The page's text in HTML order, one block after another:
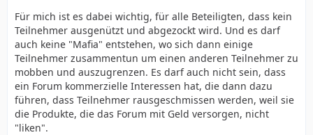
Für mich ist es dabei wichtig, für alle Beteiligten, dass kein
Teilnehmer ausgenützt und abgezockt wird. Und es darf
auch keine "Mafia" entstehen, wo sich dann einige
Teilnehmer zusammentun um einen anderen Teilnehmer zu
mobben und auszugrenzen. Es darf auch nicht sein, dass
ein Forum kommerzielle Interessen hat, die dann dazu
führen, dass Teilnehmer rausgeschmissen werden, weil sie
die Produkte, die das Forum mit Geld versorgen, nicht
"liken".